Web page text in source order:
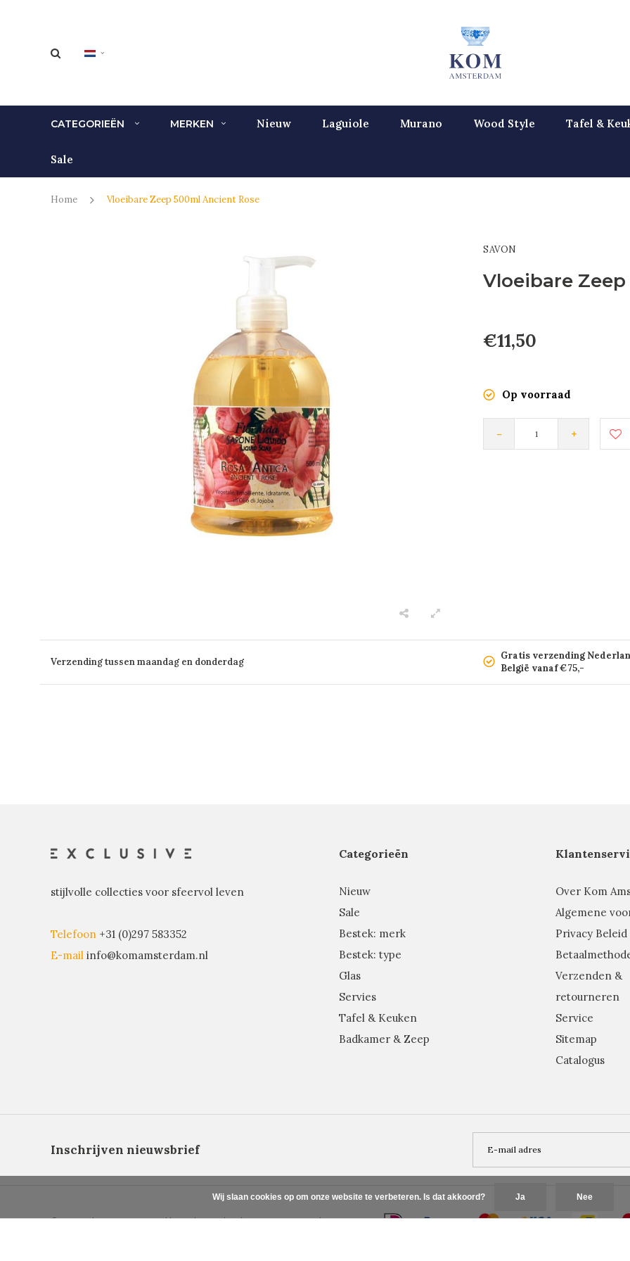
CATEGORIEËN MERKEN Nieuw Laguiole Murano Wood Style Tafel &
Sale
Home Vloeibare Zeep 500ml Ancient Rose
SAVON
Vloeibare
€11,50
Op voorraad
- +
Verzending tussen maandag en donderdag
Gratis verzending
België vanaf €75,-
stijlvolle collecties voor sfeervol leven
Telefoon +31 (0)297 583352
E-mail info@komamsterdam.nl
Categorieën
Nieuw
Sale
Bestek: merk
Bestek: type
Glas
Servies
Tafel & Keuken
Badkamer & Zeep
Over Kom
Algemene
Privacy Beleid
Verzenden &
retourneren
Service
Sitemap
Catalogus
Inschrijven nieuwsbrief
© Copyright 2026 - Powered byLightspeed- Theme ByDMWSxPlus+
Wij slaan cookies op om onze website te verbeteren. Is dat akkoord? Ja Nee